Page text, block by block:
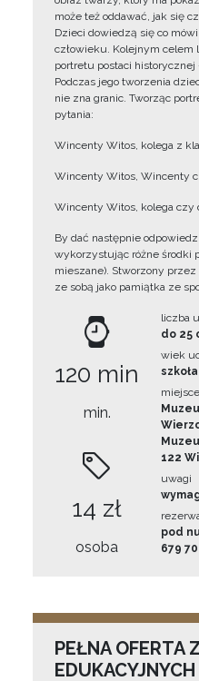
może też oddawać, jak się
Dzieci dowiedzą się co
człowieku. Kolejnym celem
portretu postaci
Podczas jego tworzenia
nie zna granic. Tworząc
pytania:
Wincenty Witos, kolega z
Wincenty Witos, Wincenty
Wincenty Witos, kolega czy
By dać następnie
wykorzystując różne środki
mieszane). Stworzony
ze sobą jako pamiątka ze
120 min
min.
14 zł
osoba
liczba
do 25
wiek
miejsce
122
uwagi
pod
679
PEŁNA OFERTA